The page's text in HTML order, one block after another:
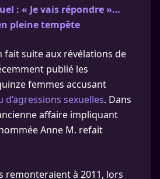
: « Je vais répondre »…
pleine tempête
fait suite aux révélations de
publié les
femmes accusant
d’agressions sexuelles. Dans
affaire impliquant
Anne M. refait
remonteraient à 2011, lors